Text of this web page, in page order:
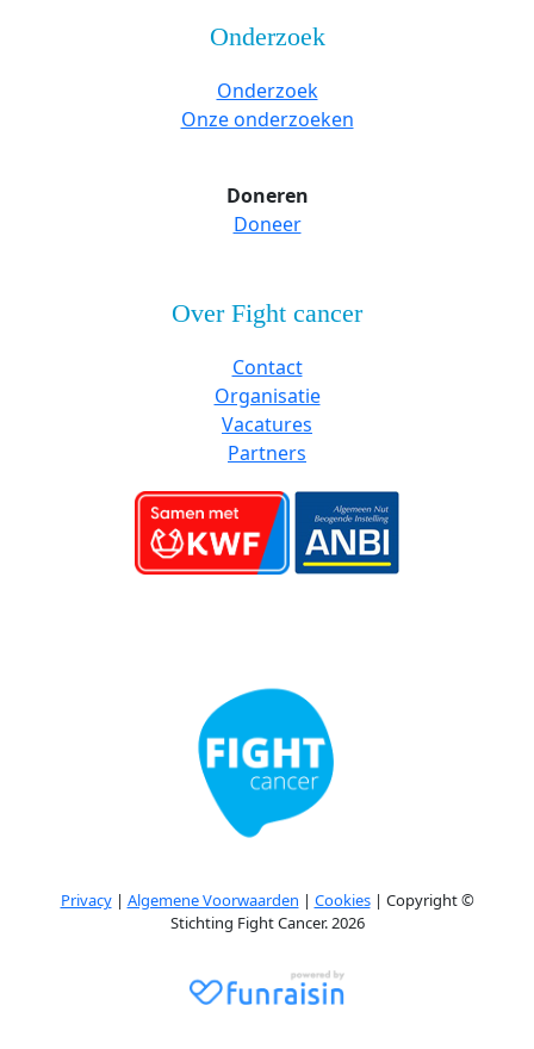
Onderzoek
Onderzoek
Onze onderzoeken
Doneren
Doneer
Over Fight cancer
Contact
Organisatie
Vacatures
Partners
Privacy| Algemene Voorwaarden | Cookies| Copyright ©
Stichting Fight Cancer. 2026